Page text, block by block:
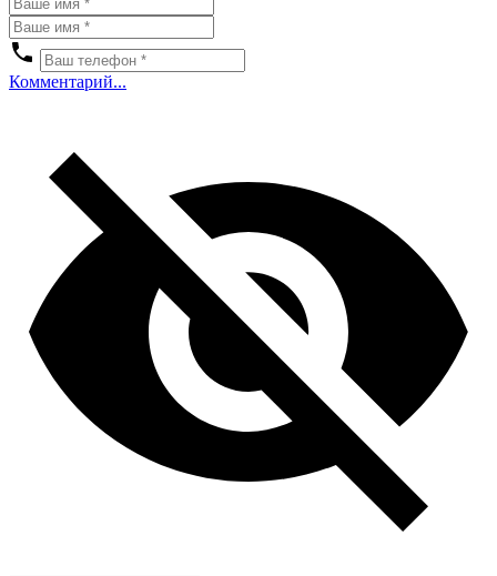
Комментарий...